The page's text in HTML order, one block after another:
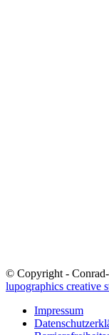
© Copyright -
lupographics creative
Impressum